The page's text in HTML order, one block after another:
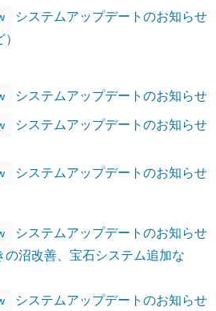
システムアップデートのお知らせ
システムアップデートのお知らせ
システムアップデートのお知らせ
システムアップデートのお知らせ
システムアップデートのお知らせ
の沼改善、宝石システム追加な
システムアップデートのお知らせ